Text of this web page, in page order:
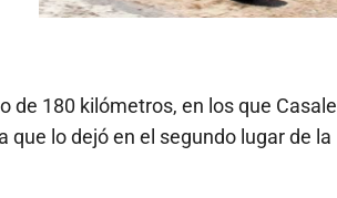
de 180 kilómetros, en los que Casale
lo dejó en el segundo lugar de la